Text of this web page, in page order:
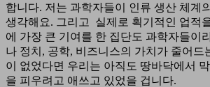
합니다. 저는 과학자들이 인류 생산 체계
생각해요. 그리고 실제로 획기적인 업적
에 가장 큰 기여를 한 집단도 과학자들이
나 정치, 공학, 비즈니스의 가치가 줄어드
이 없었다면 우리는 아직도 땅바닥에서
을 피우려고 애쓰고 있었을 겁니다.